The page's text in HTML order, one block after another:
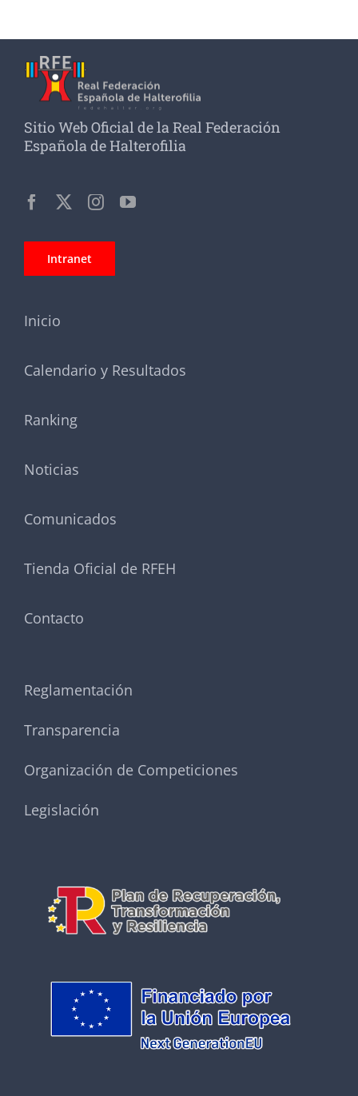
Sitio Web Oficial de la Real Federación
Española de Halterofilia
Intranet
Inicio
Calendario y Resultados
Ranking
Noticias
Comunicados
Tienda Oficial de RFEH
Contacto
Reglamentación
Transparencia
Organización de Competiciones
Legislación